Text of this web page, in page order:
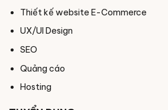
Thiết kế website E-Commerce
UX/UI Design
SEO
Quảng cáo
Hosting